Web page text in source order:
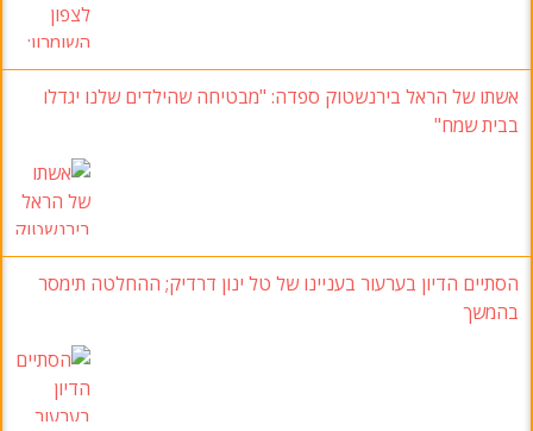
אשתו של הראל בירנשטוק ספדה: "מבטיחה שהילדים שלנו יגדלו
בבית שמח"
הסתיים הדיון בערעור בעניינו של טל ינון דרדיק; ההחלטה תימסר
בהמשך